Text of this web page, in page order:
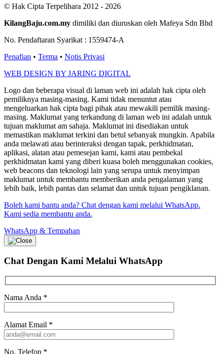
© Hak Cipta Terpelihara 2012 - 2026
KilangBaju.com.my dimiliki dan diuruskan oleh Mafeya Sdn Bhd
No. Pendaftaran Syarikat : 1559474-A
Penafian • Terma • Notis Privasi
WEB DESIGN BY JARING DIGITAL
Logo dan beberapa visual di laman web ini adalah hak cipta oleh
pemiliknya masing-masing. Kami tidak menuntut atau
mengeluarkan hak cipta bagi pihak atau mewakili pemilik masing-
masing. Maklumat yang terkandung di laman web ini adalah untuk
tujuan maklumat am sahaja. Maklumat ini disediakan untuk
memastikan maklumat terkini dan betul sebanyak mungkin. Apabila
anda melawati atau berinteraksi dengan tapak, perkhidmatan,
aplikasi, alatan atau pemesejan kami, kami atau pembekal
perkhidmatan kami yang diberi kuasa boleh menggunakan cookies,
web beacons dan teknologi lain yang serupa untuk menyimpan
maklumat untuk membantu memberikan anda pengalaman yang
lebih baik, lebih pantas dan selamat dan untuk tujuan pengiklanan.
Boleh kami bantu anda? Chat dengan kami melalui WhatsApp.
Kami sedia membantu anda.
WhatsApp & Tempahan
Chat Dengan Kami Melalui WhatsApp
Nama Anda *
Alamat Email *
No. Telefon *